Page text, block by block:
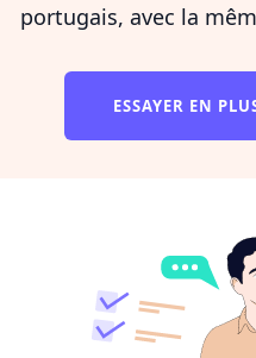
portugais, avec la
ESSAYER EN